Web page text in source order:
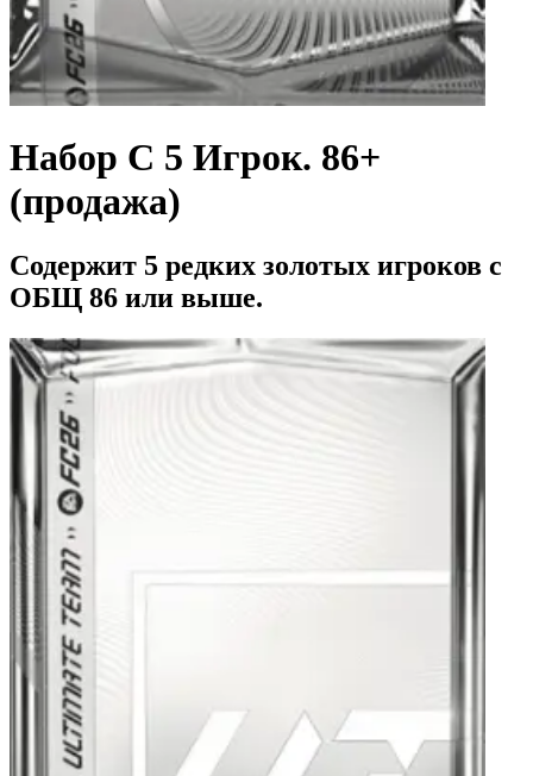
Набор С 5 Игрок. 86+
(продажа)
Содержит 5 редких золотых игроков с
ОБЩ 86 или выше.